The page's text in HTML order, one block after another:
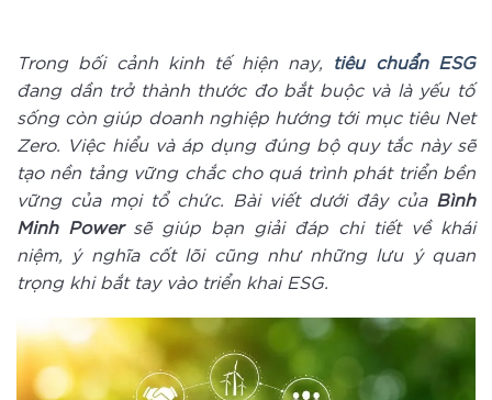
Trong bối cảnh kinh tế hiện nay, tiêu chuẩn ESG
đang dần trở thành thước đo bắt buộc và là yếu tố
sống còn giúp doanh nghiệp hướng tới mục tiêu Net
Zero. Việc hiểu và áp dụng đúng bộ quy tắc này sẽ
tạo nền tảng vững chắc cho quá trình phát triển bền
vững của mọi tổ chức. Bài viết dưới đây của Bình
Minh Powersẽ giúp bạn giải đáp chi tiết về khái
niệm, ý nghĩa cốt lõi cũng như những lưu ý quan
trọng khi bắt tay vào triển khai ESG.